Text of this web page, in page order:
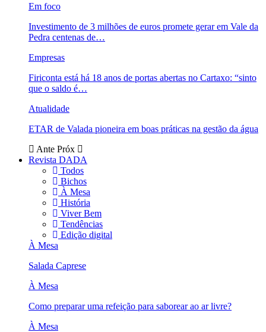
Em foco
Investimento de 3 milhões de euros promete gerar em Vale da
Pedra centenas de…
Empresas
Firiconta está há 18 anos de portas abertas no Cartaxo: “sinto
que o saldo é…
Atualidade
ETAR de Valada pioneira em boas práticas na gestão da água
Ante Próx
Revista DADA
Todos
Bichos
À Mesa
História
Viver Bem
Tendências
Edição digital
À Mesa
Salada Caprese
À Mesa
Como preparar uma refeição para saborear ao ar livre?
À Mesa